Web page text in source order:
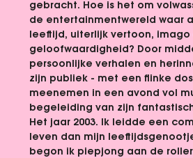
gebracht. Hoe is het om
de entertainmentwereld waar
leeftijd, uiterlijk vertoon, imago
geloofwaardigheid? Door
persoonlijke verhalen en
zijn publiek - met een flinke
meenemen in een avond vol
begeleiding van zijn
Het jaar 2003. Ik leidde een
leven dan mijn
begon ik piepjong aan de